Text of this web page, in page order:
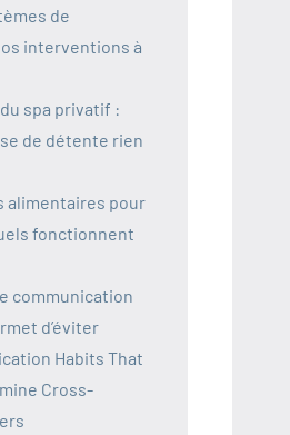
de
interventions à
spa privatif :
de détente rien
alimentaires pour
fonctionnent
communication
d’éviter
Habits That
Cross-